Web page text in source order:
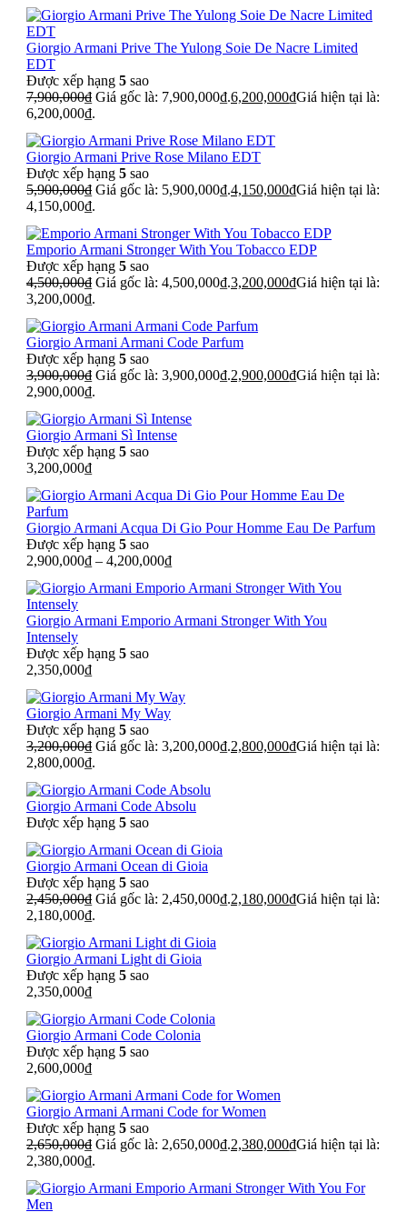
Giorgio Armani Prive The Yulong Soie De Nacre Limited
EDT
Được xếp hạng 5 sao
7,900,000₫ Giá gốc là: 7,900,000₫.6,200,000₫Giá hiện tại là:
6,200,000₫.
Giorgio Armani Prive Rose Milano EDT
Được xếp hạng 5 sao
5,900,000₫ Giá gốc là: 5,900,000₫.4,150,000₫Giá hiện tại là:
4,150,000₫.
Emporio Armani Stronger With You Tobacco EDP
Được xếp hạng 5 sao
4,500,000₫ Giá gốc là: 4,500,000₫.3,200,000₫Giá hiện tại là:
3,200,000₫.
Giorgio Armani Armani Code Parfum
Được xếp hạng 5 sao
3,900,000₫ Giá gốc là: 3,900,000₫.2,900,000₫Giá hiện tại là:
2,900,000₫.
Giorgio Armani Sì Intense
Được xếp hạng 5 sao
3,200,000₫
Giorgio Armani Acqua Di Gio Pour Homme Eau De Parfum
Được xếp hạng 5 sao
2,900,000₫ – 4,200,000₫
Giorgio Armani Emporio Armani Stronger With You
Intensely
Được xếp hạng 5 sao
2,350,000₫
Giorgio Armani My Way
Được xếp hạng 5 sao
3,200,000₫ Giá gốc là: 3,200,000₫.2,800,000₫Giá hiện tại là:
2,800,000₫.
Giorgio Armani Code Absolu
Được xếp hạng 5 sao
Giorgio Armani Ocean di Gioia
Được xếp hạng 5 sao
2,450,000₫ Giá gốc là: 2,450,000₫.2,180,000₫Giá hiện tại là:
2,180,000₫.
Giorgio Armani Light di Gioia
Được xếp hạng 5 sao
2,350,000₫
Giorgio Armani Code Colonia
Được xếp hạng 5 sao
2,600,000₫
Giorgio Armani Armani Code for Women
Được xếp hạng 5 sao
2,650,000₫ Giá gốc là: 2,650,000₫.2,380,000₫Giá hiện tại là:
2,380,000₫.